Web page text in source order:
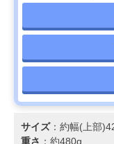
サイズ：約幅(上部
重さ ：約480g